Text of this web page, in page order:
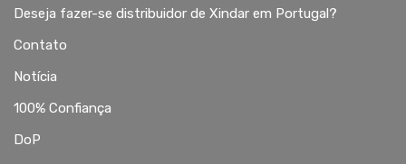
Deseja fazer-se distribuidor de Xindar em Portugal?
Contato
Notícia
100% Confiança
DoP